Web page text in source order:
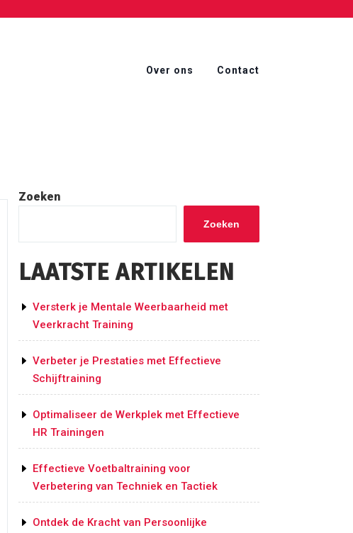
Over ons Contact
Zoeken
Zoeken
LAATSTE ARTIKELEN
Versterk je Mentale Weerbaarheid met
Veerkracht Training
Verbeter je Prestaties met Effectieve
Schijftraining
Optimaliseer de Werkplek met Effectieve
HR Trainingen
Effectieve Voetbaltraining voor
Verbetering van Techniek en Tactiek
Ontdek de Kracht van Persoonlijke